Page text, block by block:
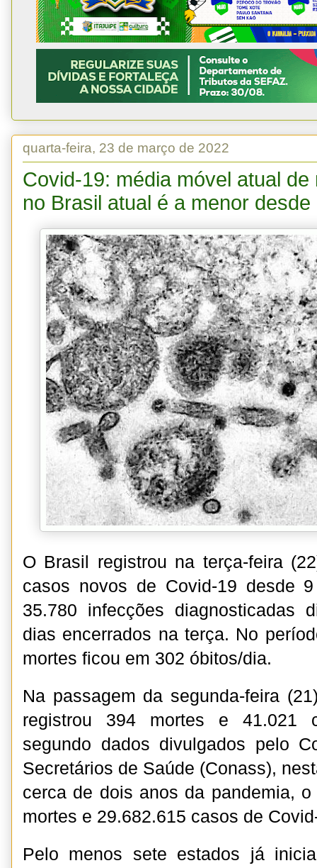
quarta-feira, 23 de março de 2022
Covid-19: média móvel atual
no Brasil atual é a menor
O Brasil registrou na terça-feira
casos novos de Covid-19 desde
35.780 infecções diagnosticadas
dias encerrados na terça. No
mortes ficou em 302 óbitos/dia.
Na passagem da segunda-feira
registrou 394 mortes e 41.021
segundo dados divulgados pelo
Secretários de Saúde (Conass),
cerca de dois anos da pandemia,
mortes e 29.682.615 casos de
Pelo menos sete estados já